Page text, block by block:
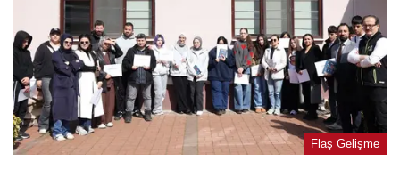
Flaş Gelişme